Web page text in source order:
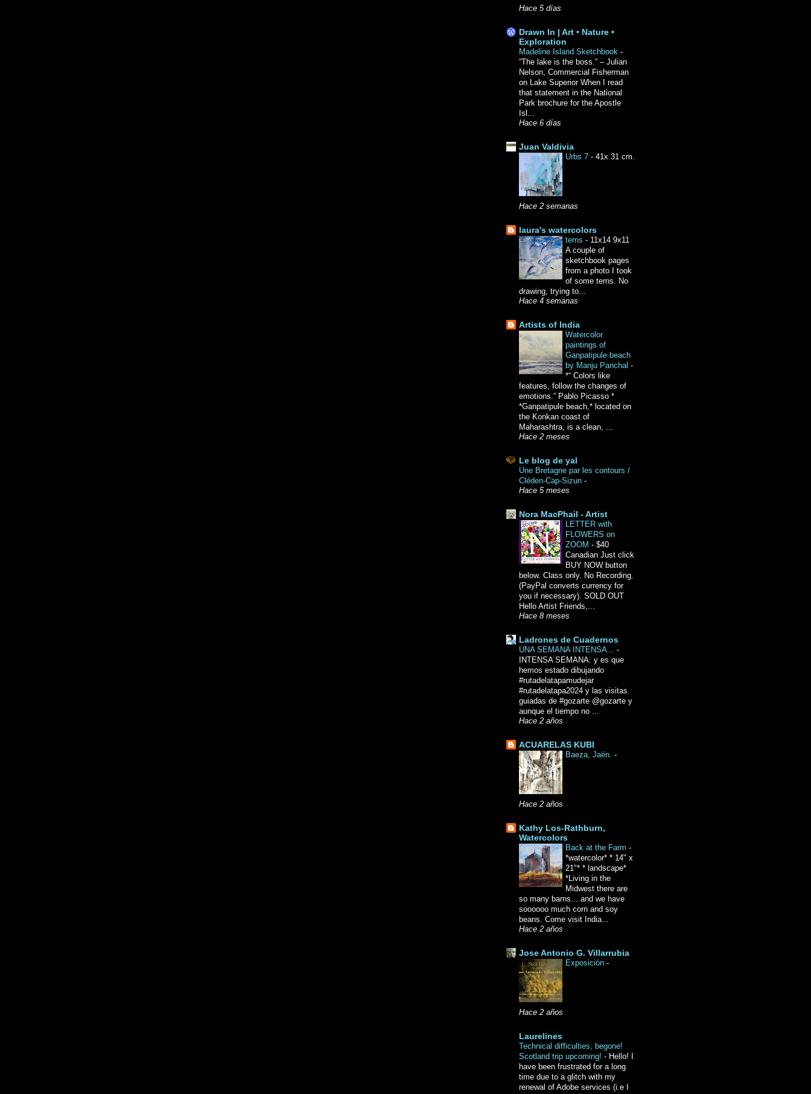
Hace 5 días
Drawn In | Art • Nature •
Exploration
Madeline Island Sketchbook -
“The lake is the boss.” – Julian
Nelson, Commercial Fisherman
on Lake Superior When I read
that statement in the National
Park brochure for the Apostle
Isl...
Hace 6 días
Juan Valdivia
Urbs 7 - 41x 31 cm.
Hace 2 semanas
laura's watercolors
terns - 11x14 9x11
A couple of
sketchbook pages
from a photo I took
of some terns. No
drawing, trying to...
Hace 4 semanas
Artists of India
Watercolor
paintings of
Ganpatipule beach
by Manju Panchal -
*“ Colors like
features, follow the changes of
emotions.” Pablo Picasso *
*Ganpatipule beach,* located on
the Konkan coast of
Maharashtra, is a clean, ...
Hace 2 meses
Le blog de yal
Une Bretagne par les contours /
Cléden-Cap-Sizun -
Hace 5 meses
Nora MacPhail - Artist
LETTER with
FLOWERS on
ZOOM - $40
Canadian Just click
BUY NOW button
below. Class only. No Recording.
(PayPal converts currency for
you if necessary). SOLD OUT
Hello Artist Friends,...
Hace 8 meses
Ladrones de Cuadernos
UNA SEMANA INTENSA... -
INTENSA SEMANA. y es que
hemos estado dibujando
#rutadelatapamudejar
#rutadelatapa2024 y las visitas
guiadas de #gozarte @gozarte y
aunque el tiempo no ...
Hace 2 años
ACUARELAS KUBI
Baeza, Jaén. -
Hace 2 años
Kathy Los-Rathburn,
Watercolors
Back at the Farm -
*watercolor* * 14" x
21"* * landscape*
*Living in the
Midwest there are
so many barns....and we have
soooooo much corn and soy
beans. Come visit India...
Hace 2 años
Jose Antonio G. Villarrubia
Exposición -
Hace 2 años
Laurelines
Technical difficulties, begone!
Scotland trip upcoming! - Hello! I
have been frustrated for a long
time due to a glitch with my
renewal of Adobe services (i.e I